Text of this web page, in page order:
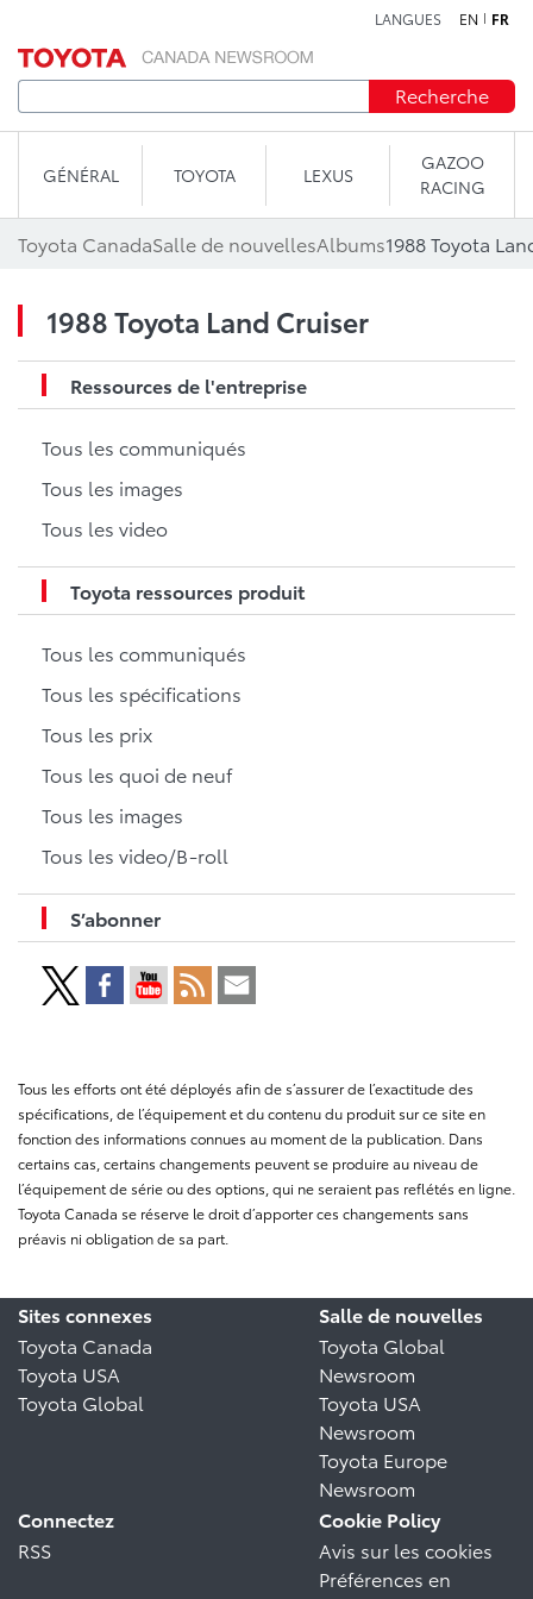
LANGUES EN FR
Recherche
GÉNÉRAL TOYOTA LEXUS
GAZOO
RACING
Toyota CanadaSalle de nouvellesAlbums1988 Toyota
1988 Toyota Land Cruiser
Ressources de l'entreprise
Tous les communiqués
Tous les images
Tous les video
Toyota ressources produit
Tous les communiqués
Tous les spécifications
Tous les prix
Tous les quoi de neuf
Tous les images
Tous les video/B-roll
S’abonner
Tous les efforts ont été déployés afin de s’assurer de l’exactitude des
spécifications, de l’équipement et du contenu du produit sur ce site en
fonction des informations connues au moment de la publication. Dans
certains cas, certains changements peuvent se produire au niveau de
l’équipement de série ou des options, qui ne seraient pas reflétés en ligne.
Toyota Canada se réserve le droit d’apporter ces changements sans
préavis ni obligation de sa part.
Sites connexes
Toyota Canada
Toyota USA
Toyota Global
Salle de nouvelles
Toyota Global
Newsroom
Toyota USA
Newsroom
Toyota Europe
Newsroom
Connectez
RSS
Cookie Policy
Avis sur les cookies
Préférences en